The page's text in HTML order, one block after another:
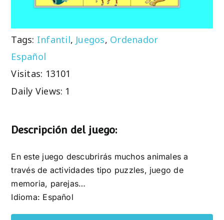
Tags: Infantil, Juegos, Ordenador
Español
Visitas: 13101
Daily Views: 1
Descripción del juego:
En este juego descubrirás muchos animales a
través de actividades tipo puzzles, juego de
memoria, parejas…
Idioma: Español